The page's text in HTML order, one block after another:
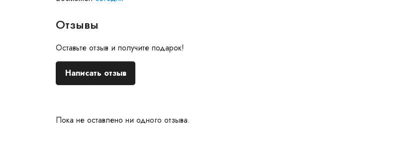
Отзывы
Оставьте отзыв и получите подарок!
Написать отзыв
Пока не оставлено ни одного отзыва.